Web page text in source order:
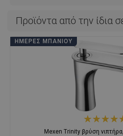
Προϊόντα από την ίδια
ΗΜΈΡΕΣ ΜΠΆΝΙΟΥ
Mexen Trinity βρύση